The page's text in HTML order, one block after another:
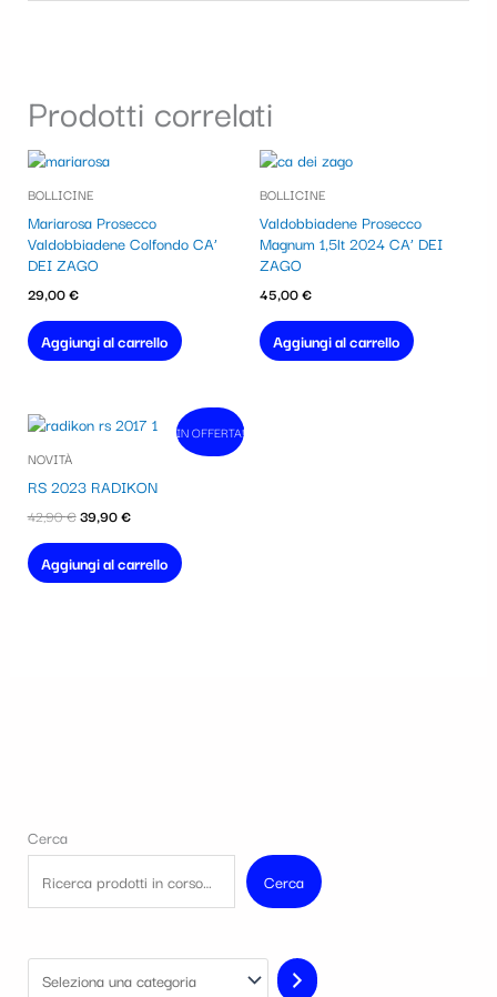
Prodotti correlati
BOLLICINE
Mariarosa Prosecco
Valdobbiadene Colfondo CA’
DEI ZAGO
29,00€
Aggiungi al carrello
BOLLICINE
Valdobbiadene Prosecco
Magnum 1,5lt 2024 CA’ DEI
ZAGO
45,00€
Aggiungi al carrello
In vendita!
IN OFFERTA!
NOVITÀ
RS 2023 RADIKON
42,90€
Il
era:
39,90€
Il
è:
Aggiungi al carrello
Cerca
Cerca